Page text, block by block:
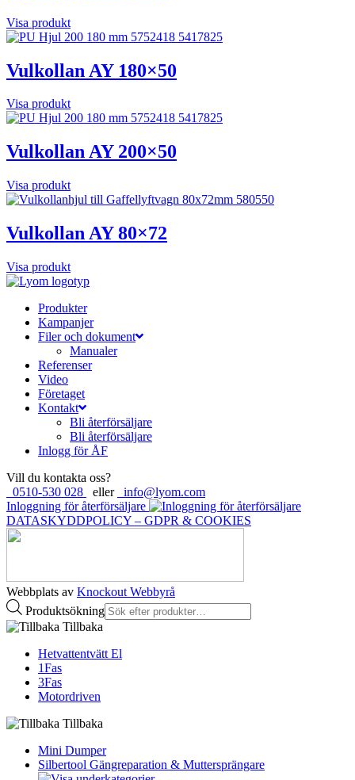
Visa produkt
Vulkollan AY 180×50
Visa produkt
Vulkollan AY 200×50
Visa produkt
Vulkollan AY 80×72
Visa produkt
Produkter
Kampanjer
Filer och dokument
Manualer
Referenser
Video
Företaget
Kontakt
Bli återförsäljare
Bli återförsäljare
Inlogg för ÅF
Vill du kontakta oss?
0510-530 028
eller
info@lyom.com
Inloggning för återförsäljare
DATASKYDDPOLICY – GDPR & COOKIES
Webbplats av Knockout Webbyrå
Produktsökning
Tillbaka
Hetvattentvätt El
1Fas
3Fas
Motordriven
Tillbaka
Mini Dumper
Silbertool Gängreparation & Muttersprängare